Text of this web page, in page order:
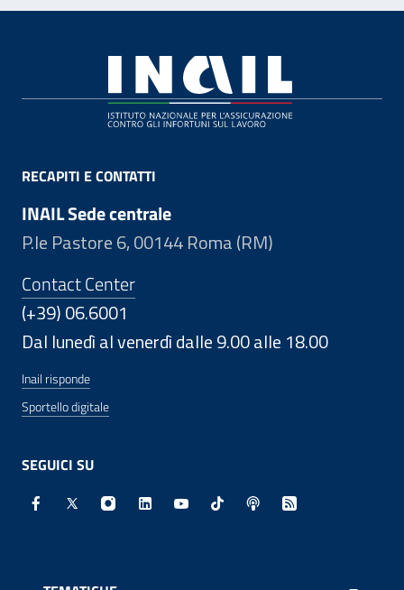
RECAPITI E CONTATTI
INAIL Sede centrale
P.le Pastore 6, 00144 Roma (RM)
Contact Center
(+39) 06.6001
Dal lunedì al venerdì dalle 9.00 alle 18.00
Inail risponde
Sportello digitale
SEGUICI SU
Facebook - Sito esterno - Apertura in nuova finestra
X - Sito esterno - Apertura in nuova finestra
Instagram - Sito esterno - Apertura in
Linkedin - Sito esterno - Apertura in
Youtube - Sito esterno -
TikTok - Sito esterno -
Spreaker - Sito
Feed RSS -